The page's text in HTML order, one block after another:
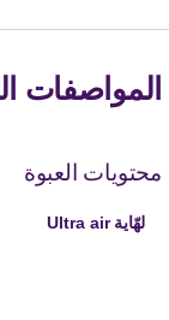
المواصفات
محتويات العبوة
لهّاية Ultra air